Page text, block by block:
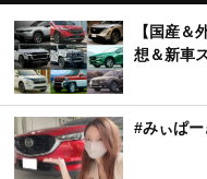
【国産＆
想＆新車
#みぃぱー